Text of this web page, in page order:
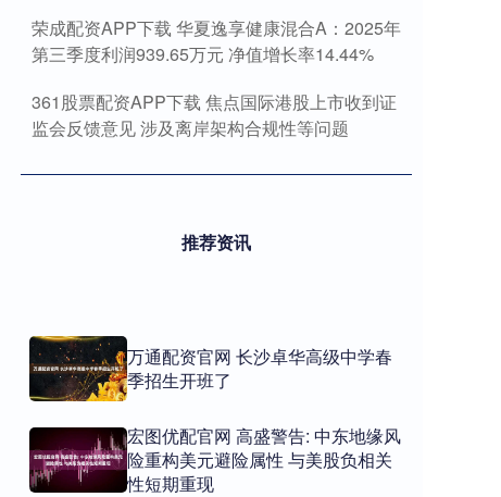
荣成配资APP下载 华夏逸享健康混合A：2025年
第三季度利润939.65万元 净值增长率14.44%
361股票配资APP下载 焦点国际港股上市收到证
监会反馈意见 涉及离岸架构合规性等问题
推荐资讯
万通配资官网 长沙卓华高级中学春
季招生开班了
宏图优配官网 高盛警告: 中东地缘风
险重构美元避险属性 与美股负相关
性短期重现